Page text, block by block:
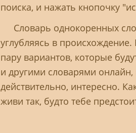
поиска, и нажать кнопочку
Словарь однокоренных
углубляясь в
пару вариантов, которые
и другими словарями
действительно, интересно.
живи так, будто тебе